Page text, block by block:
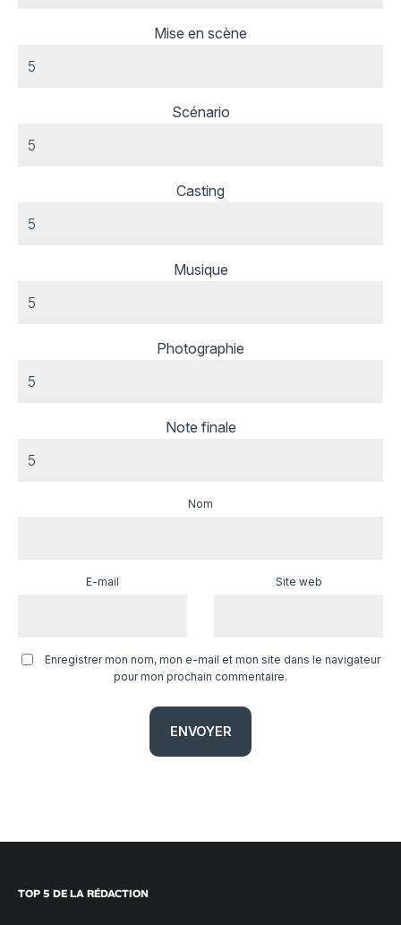
Mise en scène
Scénario
Casting
Musique
Photographie
Note finale
Nom
E-mail Site web
Enregistrer mon nom, mon e-mail et mon site dans le navigateur
pour mon prochain commentaire.
TOP 5 DE LA RÉDACTION